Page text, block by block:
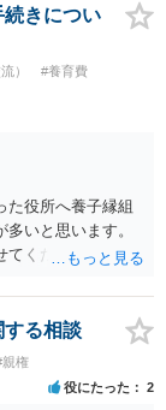
項と読むのが自然
用などの教育費に
できる」とまで
用をどこまで負
どもの年齢、大
。公正証書の他
められている
学費用」に関する
れます。
きについ
）
#養育費
た役所へ養子縁組
いと思います。
てください。
する相談
親権
役にたった 2